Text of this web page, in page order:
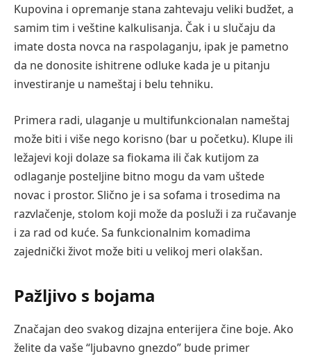
Kupovina i opremanje stana zahtevaju veliki budžet, a
samim tim i veštine kalkulisanja. Čak i u slučaju da
imate dosta novca na raspolaganju, ipak je pametno
da ne donosite ishitrene odluke kada je u pitanju
investiranje u nameštaj i belu tehniku.
Primera radi, ulaganje u multifunkcionalan nameštaj
može biti i više nego korisno (bar u početku). Klupe ili
ležajevi koji dolaze sa fiokama ili čak kutijom za
odlaganje posteljine bitno mogu da vam uštede
novac i prostor. Slično je i sa sofama i trosedima na
razvlačenje, stolom koji može da posluži i za ručavanje
i za rad od kuće. Sa funkcionalnim komadima
zajednički život može biti u velikoj meri olakšan.
Pažljivo s bojama
Značajan deo svakog dizajna enterijera čine boje. Ako
želite da vaše “ljubavno gnezdo” bude primer